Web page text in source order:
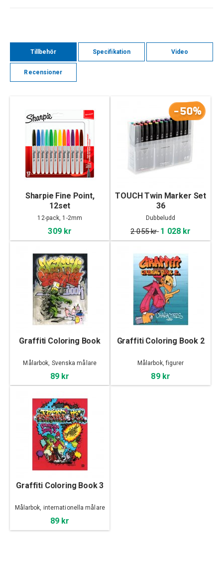
Tillbehör Specifikation Video
Recensioner
Sharpie Fine Point,
12set
12-pack, 1-2mm
309 kr
-50%
TOUCH Twin Marker Set
36
Dubbeludd
2 055 kr 1 028 kr
Graffiti Coloring Book
Målarbok, Svenska målare
89 kr
Graffiti Coloring Book 2
Målarbok, figurer
89 kr
Graffiti Coloring Book 3
Målarbok, internationella målare
89 kr